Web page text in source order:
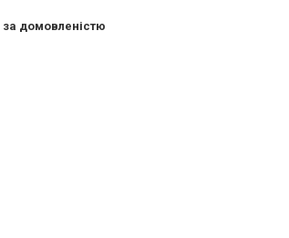
за домовленістю